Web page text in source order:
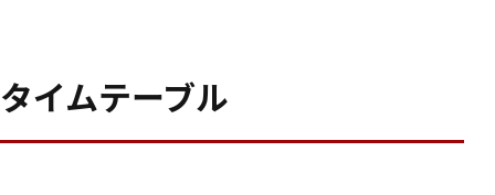
タイムテーブル